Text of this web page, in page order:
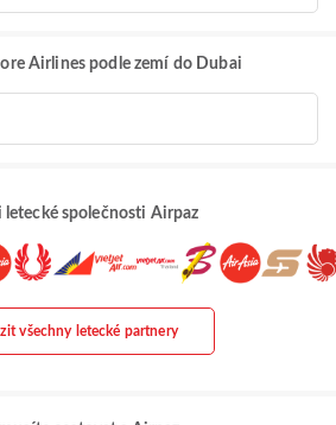
Airlines podle zemí do Dubai
letecké společnosti Airpaz
všechny letecké partnery